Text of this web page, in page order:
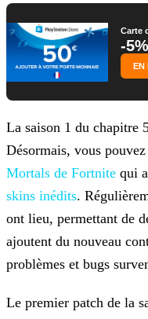
Carte
-5%
EN
La saison 1 du chapitre
Désormais, vous
Mortals de Fortnite qui
skins inédits.
ont lieu, permettant de
ajoutent du nouveau
problèmes et bugs
Le premier patch de la